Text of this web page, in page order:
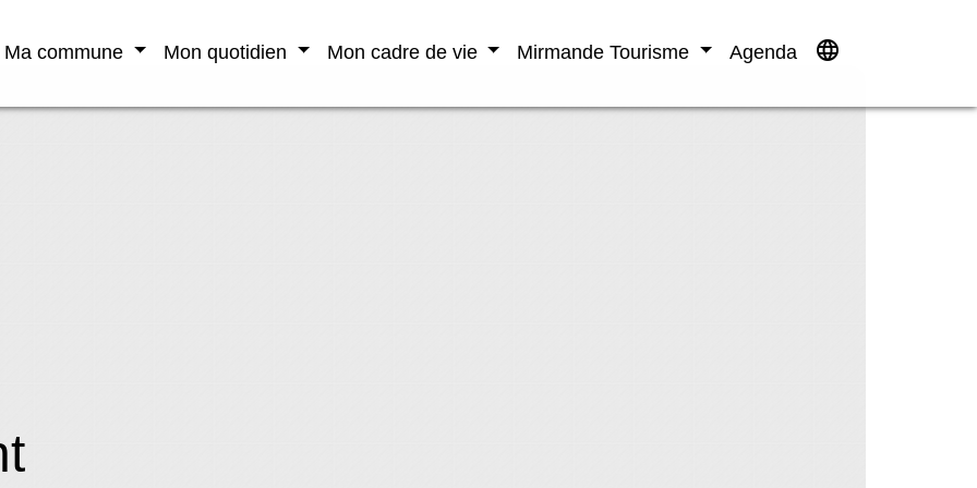
Ma commune Mon quotidien Mon cadre de vie Mirmande Tourisme Agenda language